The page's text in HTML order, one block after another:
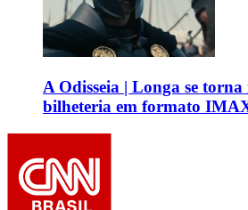
A Odisseia | Longa se
bilheteria em formato